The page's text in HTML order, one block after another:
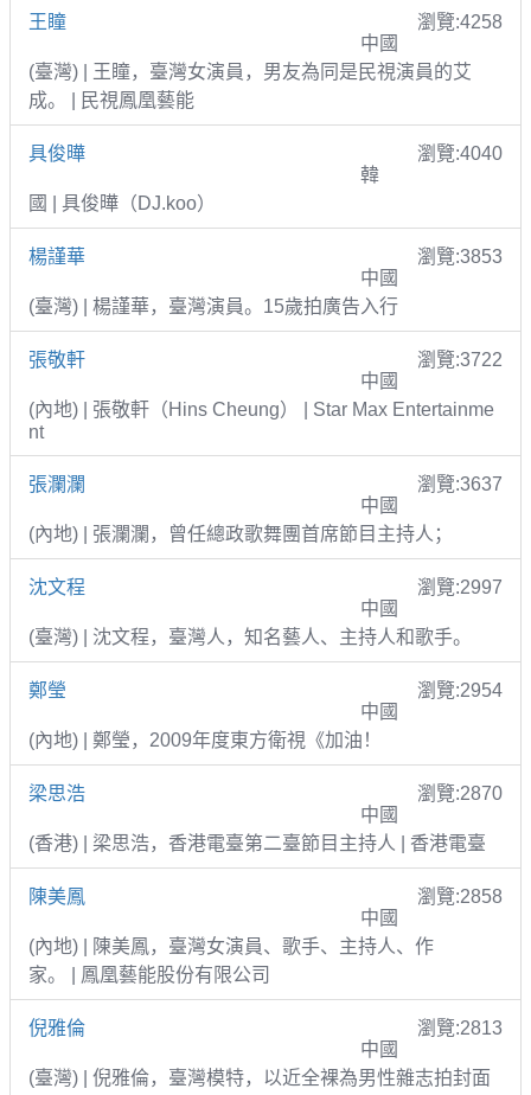
王瞳
瀏覽:4258
中國
(臺灣) | 王瞳，臺灣女演員，男友為同是民視演員的艾
成。 | 民視鳳凰藝能
具俊曄
瀏覽:4040
韓
國 | 具俊曄（DJ.koo）
楊謹華
瀏覽:3853
中國
(臺灣) | 楊謹華，臺灣演員。15歲拍廣告入行
張敬軒
瀏覽:3722
中國
(內地) | 張敬軒（Hins Cheung） | Star Max Entertainme
nt
張瀾瀾
瀏覽:3637
中國
(內地) | 張瀾瀾，曾任總政歌舞團首席節目主持人；
沈文程
瀏覽:2997
中國
(臺灣) | 沈文程，臺灣人，知名藝人、主持人和歌手。
鄭瑩
瀏覽:2954
中國
(內地) | 鄭瑩，2009年度東方衛視《加油！
梁思浩
瀏覽:2870
中國
(香港) | 梁思浩，香港電臺第二臺節目主持人 | 香港電臺
陳美鳳
瀏覽:2858
中國
(內地) | 陳美鳳，臺灣女演員、歌手、主持人、作
家。 | 鳳凰藝能股份有限公司
倪雅倫
瀏覽:2813
中國
(臺灣) | 倪雅倫，臺灣模特，以近全裸為男性雜志拍封面